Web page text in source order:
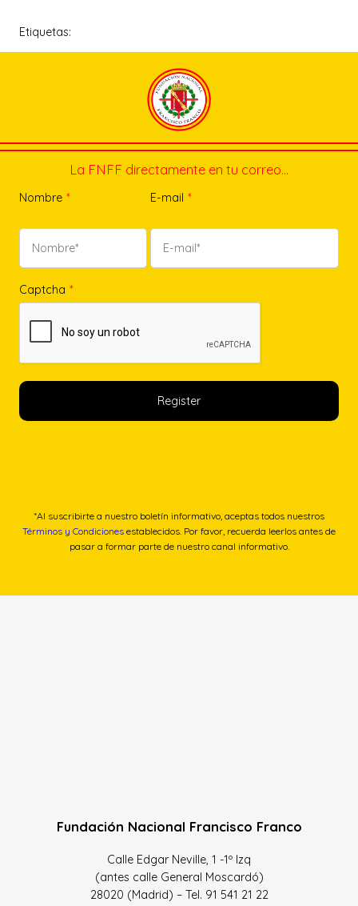
Etiquetas:
La FNFF directamente en tu correo…
Nombre * E-mail *
Captcha *
*Al suscribirte a nuestro boletín informativo, aceptas todos nuestros
Términos y Condiciones establecidos. Por favor, recuerda leerlos antes de
pasar a formar parte de nuestro canal informativo.
Fundación Nacional Francisco Franco
Calle Edgar Neville, 1 -1º Izq
(antes calle General Moscardó)
28020 (Madrid) – Tel. 91 541 21 22